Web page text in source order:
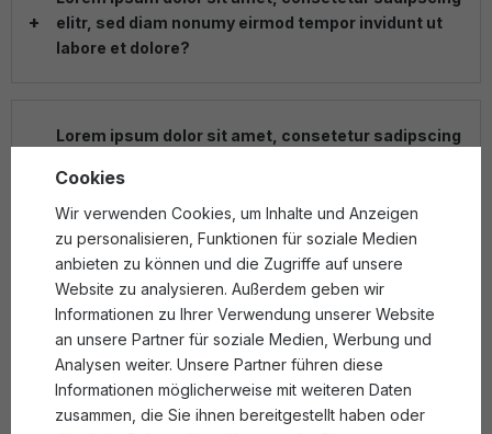
elitr, sed diam nonumy eirmod tempor invidunt ut
labore et dolore?
Lorem ipsum dolor sit amet, consetetur sadipscing
labore et dolore?
Lorem ipsum dolor sit amet, consetetur sadipscing
elitr, sed diam nonumy eirmod tempor invidunt ut
labore et dolore?
Lorem ipsum dolor sit amet, consetetur sadipscing
Cookies
Wir verwenden Cookies, um Inhalte und Anzeigen
zu personalisieren, Funktionen für soziale Medien
anbieten zu können und die Zugriffe auf unsere
Website zu analysieren. Außerdem geben wir
Informationen zu Ihrer Verwendung unserer Website
an unsere Partner für soziale Medien, Werbung und
Analysen weiter. Unsere Partner führen diese
Informationen möglicherweise mit weiteren Daten
zusammen, die Sie ihnen bereitgestellt haben oder